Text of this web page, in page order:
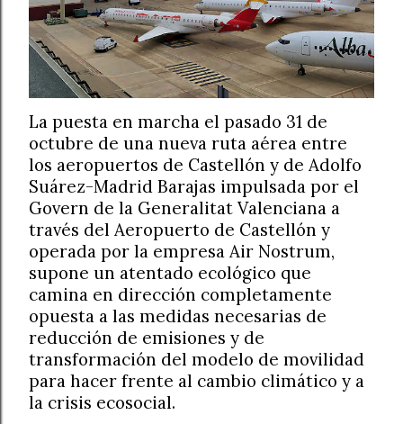
La puesta en marcha el pasado 31 de
octubre de una nueva ruta aérea entre
los aeropuertos de Castellón y de Adolfo
Suárez-Madrid Barajas impulsada por el
Govern de la Generalitat Valenciana a
través del Aeropuerto de Castellón y
operada por la empresa Air Nostrum,
supone un atentado ecológico que
camina en dirección completamente
opuesta a las medidas necesarias de
reducción de emisiones y de
transformación del modelo de movilidad
para hacer frente al cambio climático y a
la crisis ecosocial.